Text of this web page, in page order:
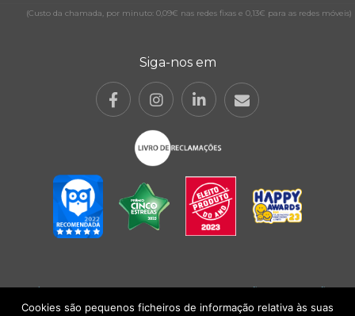
(Custo da chamada, por minuto: 0,09€ nas redes fixas e 0,13€ para as redes móveis)
Siga-nos em
POLÍTICA DE PRIVACIDADE|TERMOS E CONDIÇÕESlCONDIÇÕES
GERAIS DE VENDA| Alberto Oculista, SA 2026. Todos os direitos reservados.
Cookies são pequenos ficheiros de informação relativa às suas